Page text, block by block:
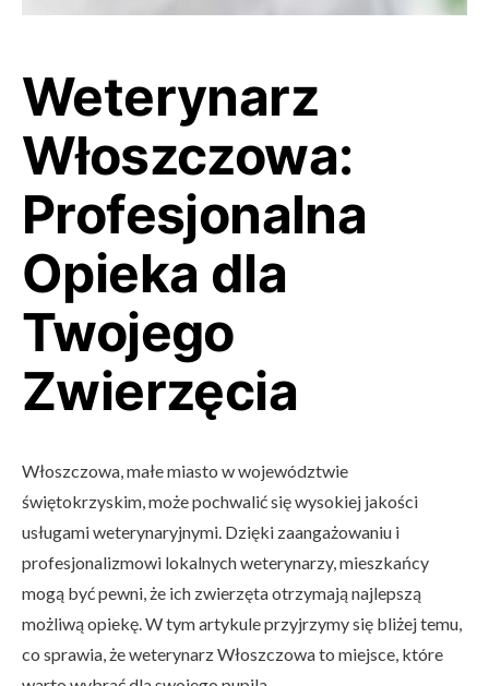
Weterynarz
Włoszczowa:
Profesjonalna
Opieka dla
Twojego
Zwierzęcia
Włoszczowa, małe miasto w województwie
świętokrzyskim, może pochwalić się wysokiej jakości
usługami weterynaryjnymi. Dzięki zaangażowaniu i
profesjonalizmowi lokalnych weterynarzy, mieszkańcy
mogą być pewni, że ich zwierzęta otrzymają najlepszą
możliwą opiekę. W tym artykule przyjrzymy się bliżej temu,
co sprawia, że weterynarz Włoszczowa to miejsce, które